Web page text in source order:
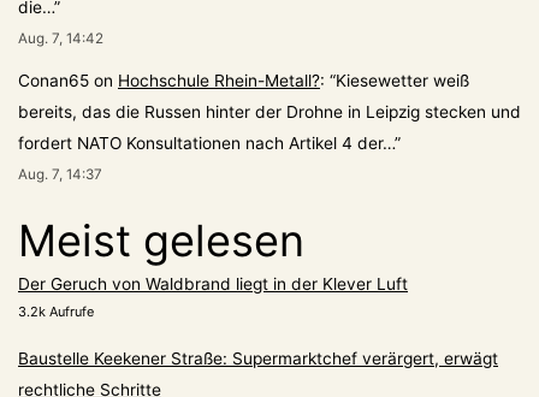
die…”
Aug. 7, 14:42
Conan65 on Hochschule Rhein-Metall?: “Kiesewetter weiß
bereits, das die Russen hinter der Drohne in Leipzig stecken und
fordert NATO Konsultationen nach Artikel 4 der…”
Aug. 7, 14:37
Meist gelesen
Der Geruch von Waldbrand liegt in der Klever Luft
3.2k Aufrufe
Baustelle Keekener Straße: Supermarktchef verärgert, erwägt
rechtliche Schritte